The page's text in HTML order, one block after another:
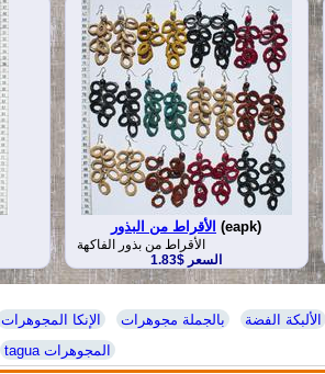
الأقراط من البذور (eapk)
الأقراط من بذور الفاكهة
السعر $1.83
الإنكا المجوهرات بالجملة مجوهرات الألبكة الفضة
tagua المجوهرات